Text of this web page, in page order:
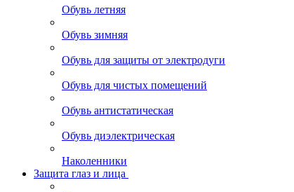
Обувь летняя
Обувь зимняя
Обувь для защиты от электродуги
Обувь для чистых помещений
Обувь антистатическая
Обувь диэлектрическая
Наколенники
Защита глаз и лица